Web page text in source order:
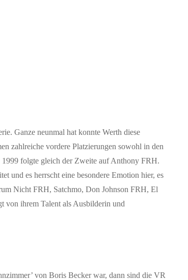
Ganze neunmal hat konnte Werth diese
zahlreiche vordere Platzierungen sowohl in den
folgte gleich der Zweite auf Anthony FRH.
und es herrscht eine besondere Emotion hier, es
Nicht FRH, Satchmo, Don Johnson FRH, El
von ihrem Talent als Ausbilderin und
von Boris Becker war, dann sind die VR